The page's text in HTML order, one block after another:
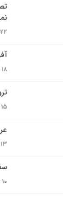
۲۲ شهریور ۱۳۸۸
۱۸ شهریور ۱۳۸۸
۱۵ شهریور ۱۳۸۸
۱۳ شهریور ۱۳۸۸
۱۰ شهریور ۱۳۸۸